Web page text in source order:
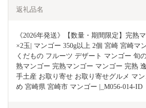
返礼品名
《2026年発送》【数量・期間限定】完熟
×2玉| マンゴー 350g以上 2個 宮崎 宮崎マ
くだもの フルーツ デザート マンゴー 旬
熟マンゴー 完熟マンゴー マンゴー 完熟
手土産 お取り寄せ お取り寄せグルメ マ
め 宮崎県 宮崎市 マンゴー |_M056-014-ID